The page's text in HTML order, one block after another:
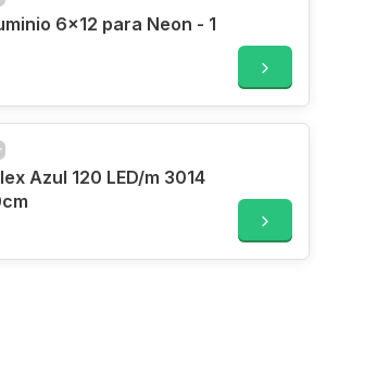
6x12 para Neon - 1
Azul 120 LED/m 3014